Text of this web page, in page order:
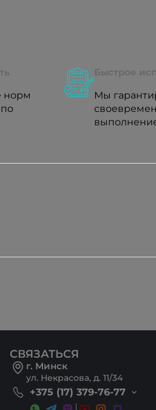
норм
по
Быстрое
Мы
СВЯЗАТЬСЯ
г. Минск
ул. Некрасова, д. 11/34
+375 (17) 379-76-77